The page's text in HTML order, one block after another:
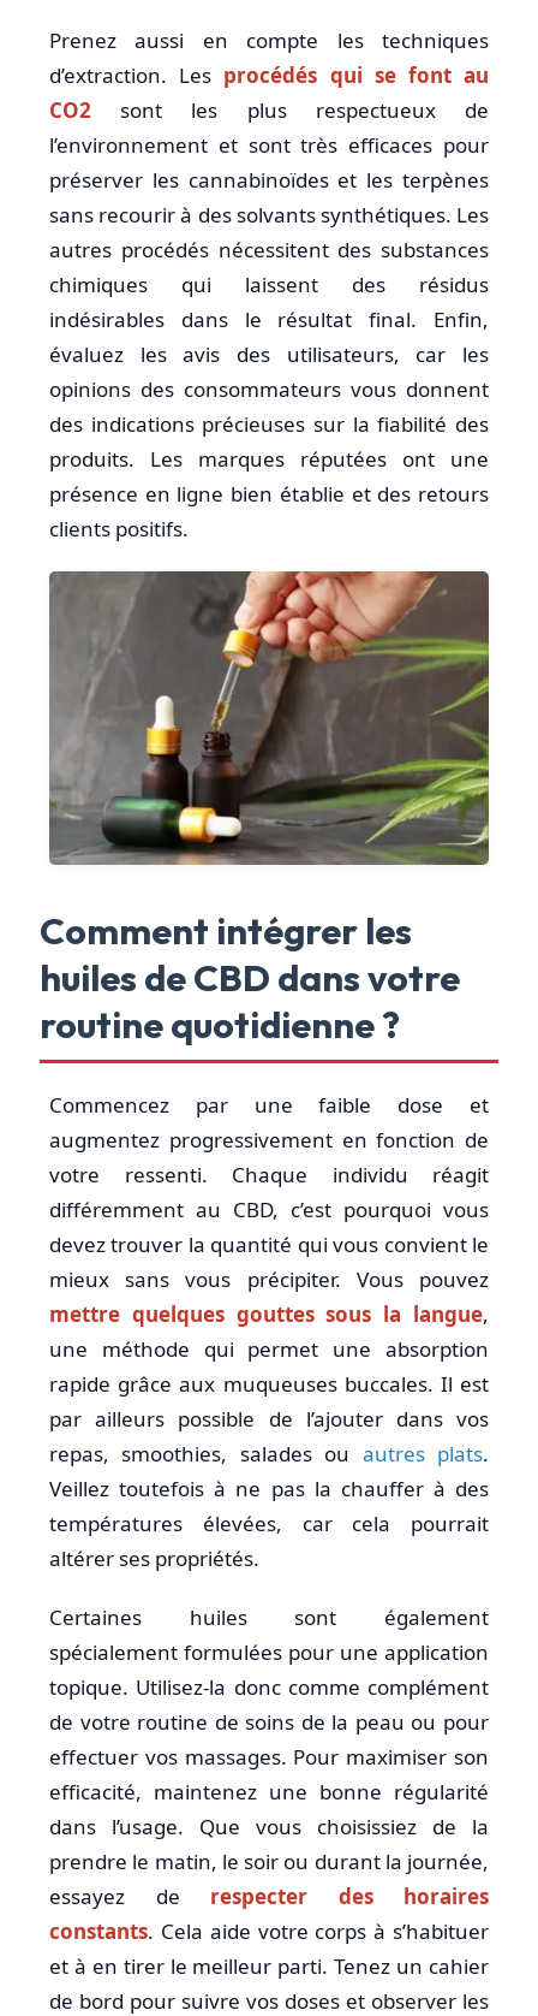
Prenez aussi en compte les techniques
d’extraction. Les procédés qui se font au
CO2 sont les plus respectueux de
l’environnement et sont très efficaces pour
préserver les cannabinoïdes et les terpènes
sans recourir à des solvants synthétiques. Les
autres procédés nécessitent des substances
chimiques qui laissent des résidus
indésirables dans le résultat final. Enfin,
évaluez les avis des utilisateurs, car les
opinions des consommateurs vous donnent
des indications précieuses sur la fiabilité des
produits. Les marques réputées ont une
présence en ligne bien établie et des retours
clients positifs.
Comment intégrer les
huiles de CBD dans votre
routine quotidienne ?
Commencez par une faible dose et
augmentez progressivement en fonction de
votre ressenti. Chaque individu réagit
différemment au CBD, c’est pourquoi vous
devez trouver la quantité qui vous convient le
mieux sans vous précipiter. Vous pouvez
mettre quelques gouttes sous la langue,
une méthode qui permet une absorption
rapide grâce aux muqueuses buccales. Il est
par ailleurs possible de l’ajouter dans vos
repas, smoothies, salades ou autres plats.
Veillez toutefois à ne pas la chauffer à des
températures élevées, car cela pourrait
altérer ses propriétés.
Certaines huiles sont également
spécialement formulées pour une application
topique. Utilisez-la donc comme complément
de votre routine de soins de la peau ou pour
effectuer vos massages. Pour maximiser son
efficacité, maintenez une bonne régularité
dans l’usage. Que vous choisissiez de la
prendre le matin, le soir ou durant la journée,
essayez de respecter des horaires
constants. Cela aide votre corps à s’habituer
et à en tirer le meilleur parti. Tenez un cahier
de bord pour suivre vos doses et observer les